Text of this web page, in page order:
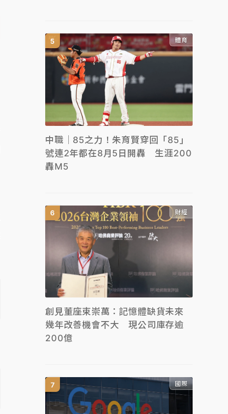
體育
中職｜85之力！朱育賢穿回「85」
號連2年都在8月5日開轟 生涯200
轟M5
財經
創見董座束崇萬：記憶體缺貨未來
幾年改善機會不大 現公司庫存逾
200億
國際